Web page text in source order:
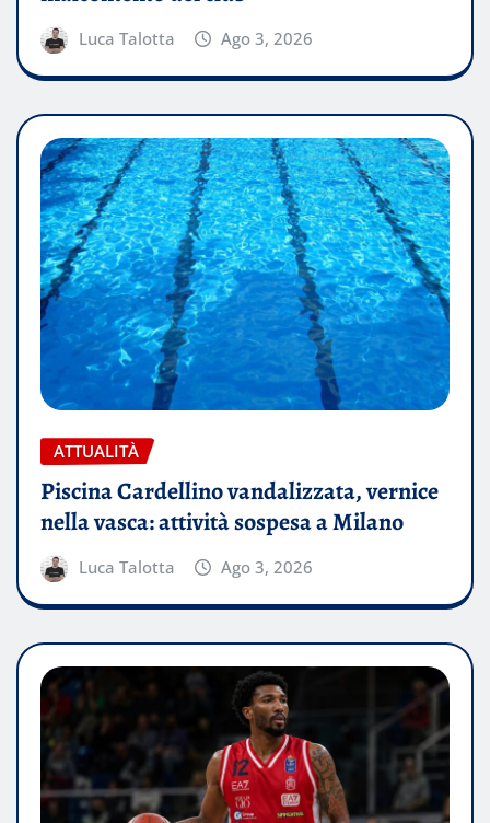
Luca Talotta Ago 3, 2026
ATTUALITÀ
Piscina Cardellino vandalizzata, vernice
nella vasca: attività sospesa a Milano
Luca Talotta Ago 3, 2026